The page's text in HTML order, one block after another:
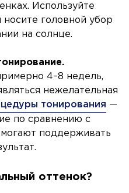
Используйте
головной убор
на солнце.
4–8 недель,
нежелательная
тонирования —
по сравнению с
поддерживать
оттенок?